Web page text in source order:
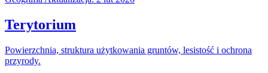
Terytorium
Powierzchnia, struktura użytkowania gruntów, lesistość i ochrona
przyrody.